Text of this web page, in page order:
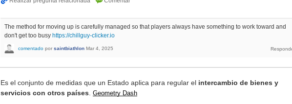
The method for moving up is carefully managed so that players always have something to work toward and
don't get too busy https://chillguy-clicker.io
comentado por saintbiathlon Mar 4, 2025
Es el conjunto de medidas que un Estado aplica para regular el intercambio de bienes y
servicios con otros países. Geometry Dash